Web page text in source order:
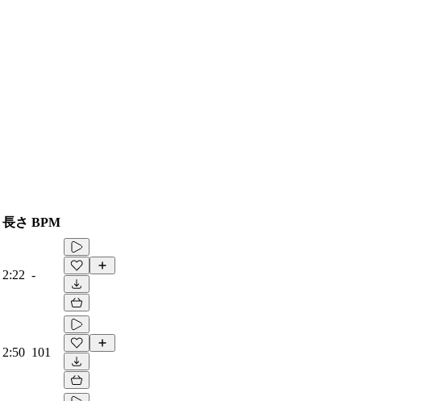
長さ BPM
2:22 -
2:50 101